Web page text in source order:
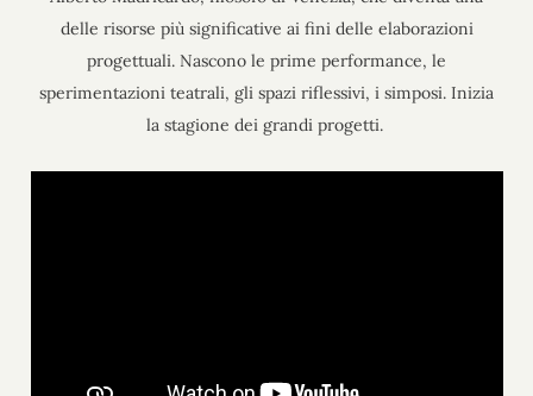
delle risorse più significative ai fini delle elaborazioni
progettuali. Nascono le prime performance, le
sperimentazioni teatrali, gli spazi riflessivi, i simposi. Inizia
la stagione dei grandi progetti.